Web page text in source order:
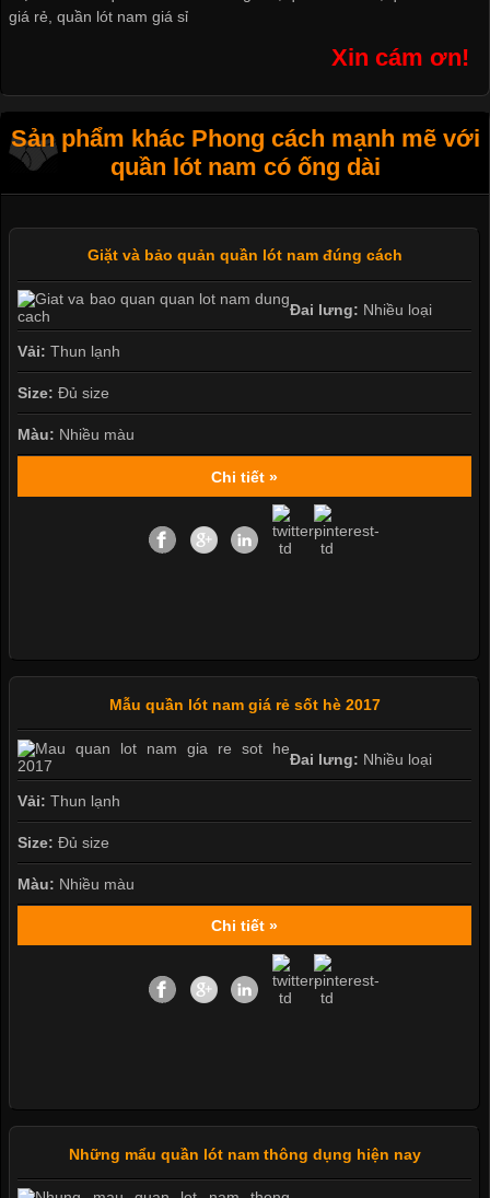
giá rẻ ,quần lót nam giá sỉ
Xin cám ơn!
Sản phẩm khác Phong cách mạnh mẽ với
quần lót nam có ống dài
Giặt và bảo quản quần lót nam đúng cách
Đai lưng: Nhiều loại
Vải: Thun lạnh
Size: Đủ size
Màu: Nhiều màu
Chi tiết »
Mẫu quần lót nam giá rẻ sốt hè 2017
Đai lưng: Nhiều loại
Vải: Thun lạnh
Size: Đủ size
Màu: Nhiều màu
Chi tiết »
Những mẩu quần lót nam thông dụng hiện nay